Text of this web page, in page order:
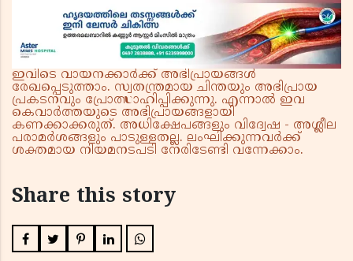
ഇവിടെ വായനക്കാർക്ക് അഭിപ്രായങ്ങൾ
രേഖപ്പെടുത്താം. സ്വതന്ത്രമായ ചിന്തയും അഭിപ്രായ
പ്രകടനവും പ്രോത്സാഹിപ്പിക്കുന്നു. എന്നാൽ ഇവ
കെവാർത്തയുടെ അഭിപ്രായങ്ങളായി
കണക്കാക്കരുത്. അധിക്ഷേപങ്ങളും വിദ്വേഷ - അശ്ലീല
പരാമർശങ്ങളും പാടുള്ളതല്ല. ലംഘിക്കുന്നവർക്ക്
ശക്തമായ നിയമനടപടി നേരിടേണ്ടി വന്നേക്കാം.
Share this story